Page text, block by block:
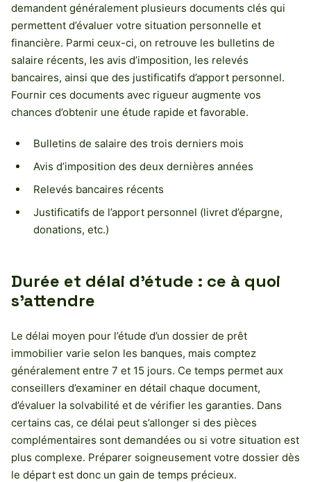
demandent généralement plusieurs documents clés qui
permettent d’évaluer votre situation personnelle et
financière. Parmi ceux-ci, on retrouve les bulletins de
salaire récents, les avis d’imposition, les relevés
bancaires, ainsi que des justificatifs d’apport personnel.
Fournir ces documents avec rigueur augmente vos
chances d’obtenir une étude rapide et favorable.
Bulletins de salaire des trois derniers mois
Avis d’imposition des deux dernières années
Relevés bancaires récents
Justificatifs de l’apport personnel (livret d’épargne,
donations, etc.)
Durée et délai d’étude : ce à quoi
s’attendre
Le délai moyen pour l’étude d’un dossier de prêt
immobilier varie selon les banques, mais comptez
généralement entre 7 et 15 jours. Ce temps permet aux
conseillers d’examiner en détail chaque document,
d’évaluer la solvabilité et de vérifier les garanties. Dans
certains cas, ce délai peut s’allonger si des pièces
complémentaires sont demandées ou si votre situation est
plus complexe. Préparer soigneusement votre dossier dès
le départ est donc un gain de temps précieux.